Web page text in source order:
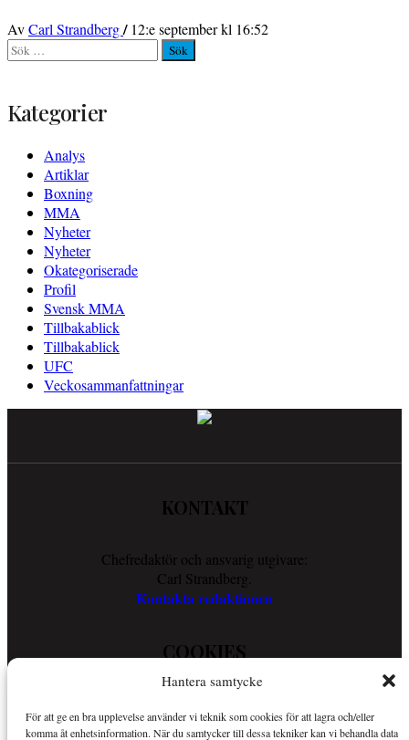
Hantera samtycke
För att ge en bra upplevelse använder vi teknik som cookies för att lagra och/eller
komma åt enhetsinformation. När du samtycker till dessa tekniker kan vi behandla data
AvCarl Strandberg/ 12:e september kl 16:52
Sök
efter:
Kategorier
Analys
Artiklar
Boxning
MMA
Nyheter
Nyheter
Okategoriserade
Profil
Svensk MMA
Tillbakablick
Tillbakablick
UFC
Veckosammanfattningar
KONTAKT
Chefredaktör och ansvarig utgivare:
Carl Strandberg.
Kontakta redaktionen
COOKIES
din läsupplevelse.